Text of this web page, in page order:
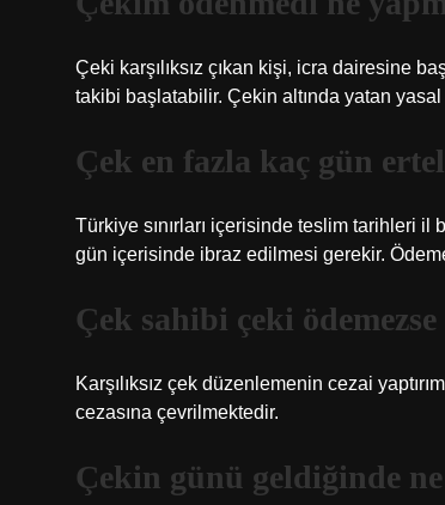
Çeki karşılıksız çıkan kişi, icra dairesine
takibi başlatabilir. Çekin altında yatan
Çek en fazla kaç gün
Türkiye sınırları içerisinde teslim tarihleri
gün içerisinde ibraz edilmesi gerekir.
Çek sahibi çeki
Karşılıksız çek düzenlemenin cezai
cezasına çevrilmektedir.
Çekin günü geldiğinde